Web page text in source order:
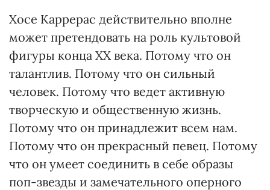
Хосе Каррерас действительно вполне
может претендовать на роль культовой
фигуры конца ХХ века. Потому что он
талантлив. Потому что он сильный
человек. Потому что ведет активную
творческую и общественную жизнь.
Потому что он принадлежит всем нам.
Потому что он прекрасный певец. Потому
что он умеет соединить в себе образы
поп-звезды и замечательного оперного